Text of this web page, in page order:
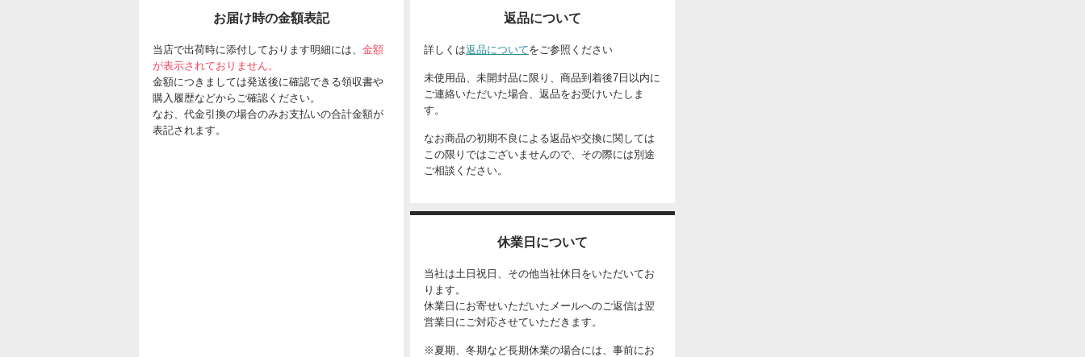
お届け時の金額表記
当店で出荷時に添付しております明細には、 金額
が表示されておりません。
金額につきましては発送後に確認できる領収書や
購入履歴などからご確認ください。
なお、代金引換の場合のみお支払いの合計金額が
表記されます。
返品について
詳しくは返品についてをご参照ください
未使用品、未開封品に限り、商品到着後7日以内に
ご連絡いただいた場合、返品をお受けいたしま
す。
なお商品の初期不良による返品や交換に関しては
この限りではございませんので、その際には別途
ご相談ください。
休業日について
当社は土日祝日、その他当社休日をいただいてお
ります。
休業日にお寄せいただいたメールへのご返信は翌
営業日にご対応させていただきます。
※夏期、冬期など長期休業の場合には、事前にお